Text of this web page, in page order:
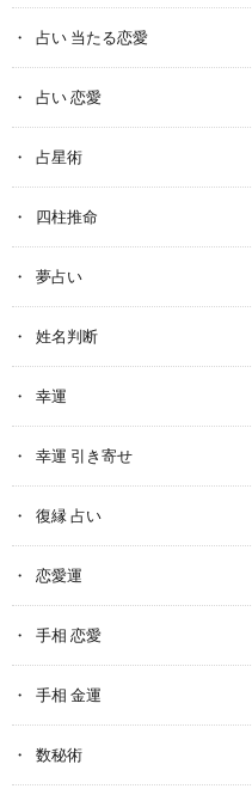
占い 当たる恋愛
占い 恋愛
占星術
四柱推命
夢占い
姓名判断
幸運
幸運 引き寄せ
復縁 占い
恋愛運
手相 恋愛
手相 金運
数秘術